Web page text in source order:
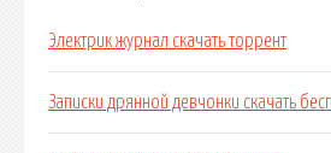
Электрик журнал скачать торрент
Записки дрянной девчонки скачать